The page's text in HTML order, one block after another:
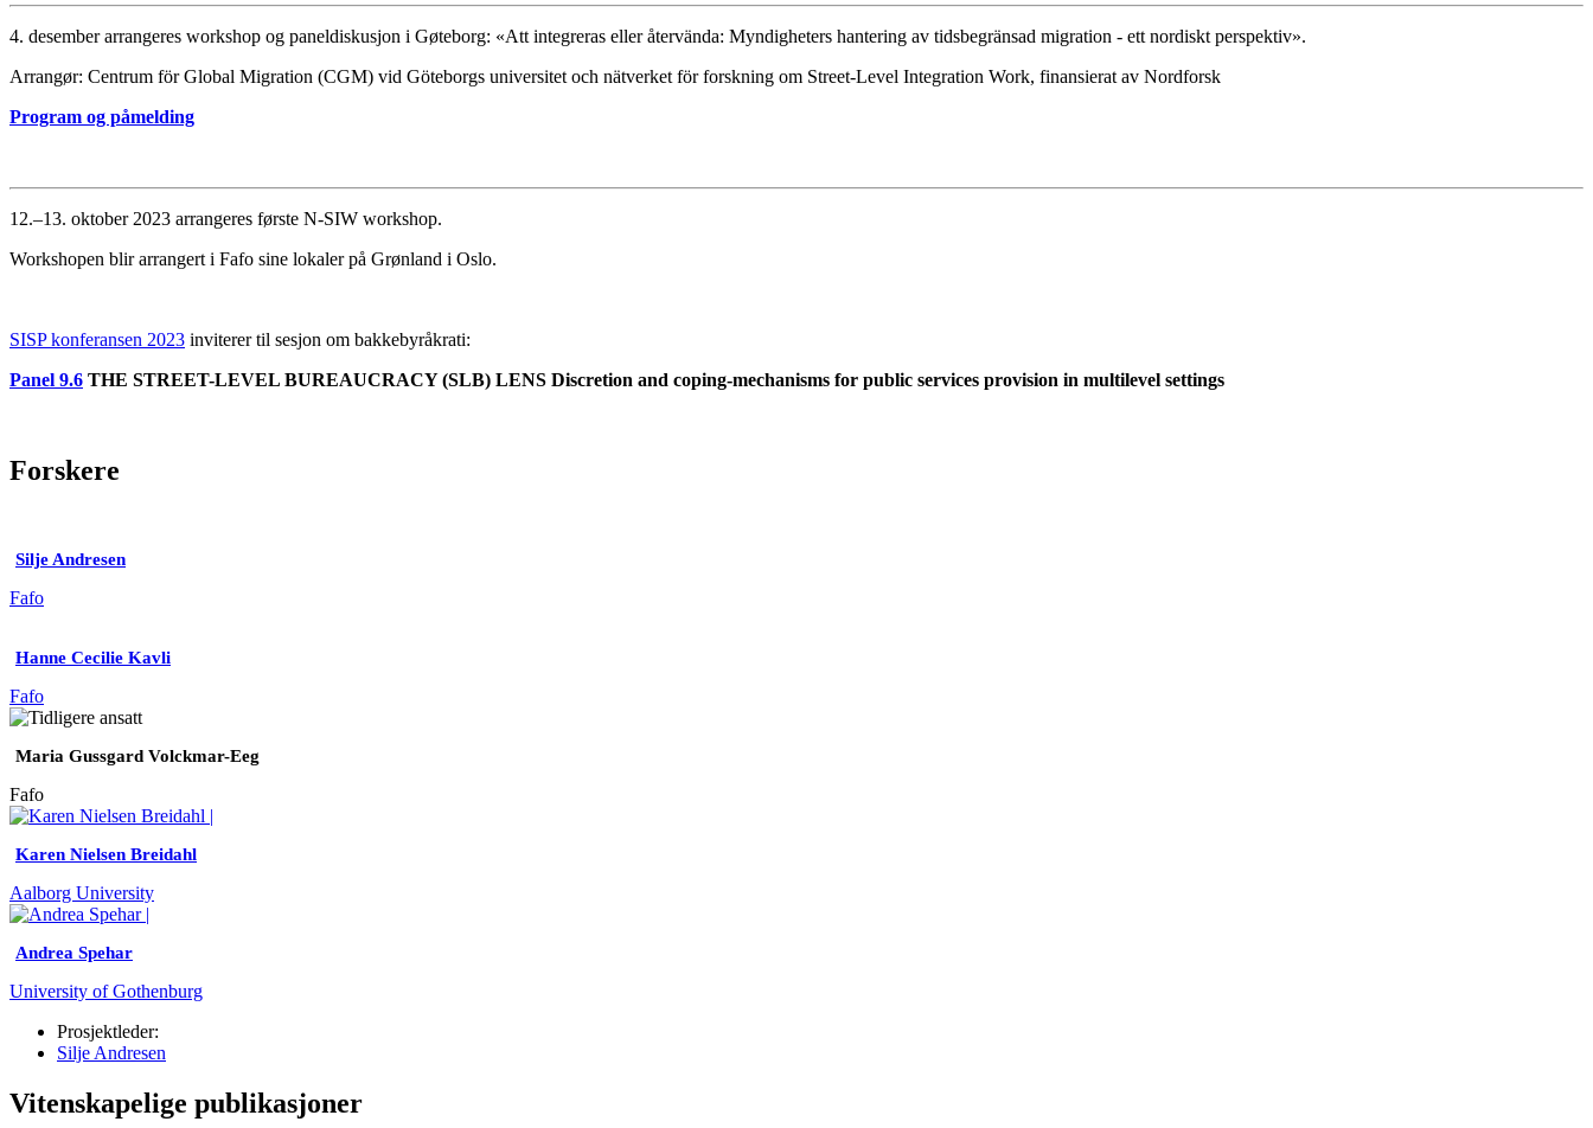
4. desember arrangeres workshop og paneldiskusjon i Gøteborg: «Att integreras eller återvända: Myndigheters hantering av tidsbegränsad migration - ett nordiskt perspektiv».
Arrangør: Centrum för Global Migration (CGM) vid Göteborgs universitet och nätverket för forskning om Street-Level Integration Work, finansierat av Nordforsk
Program og påmelding
12.–13. oktober 2023 arrangeres første N-SIW workshop.
Workshopen blir arrangert i Fafo sine lokaler på Grønland i Oslo.
SISP konferansen 2023 inviterer til sesjon om bakkebyråkrati:
Panel 9.6 THE STREET-LEVEL BUREAUCRACY (SLB) LENS Discretion and coping-mechanisms for public services provision in multilevel settings
Forskere
Silje Andresen
Fafo
Hanne Cecilie Kavli
Fafo
Maria Gussgard Volckmar-Eeg
Fafo
Karen Nielsen Breidahl
Aalborg University
Andrea Spehar
University of Gothenburg
Prosjektleder:
Silje Andresen
Vitenskapelige publikasjoner